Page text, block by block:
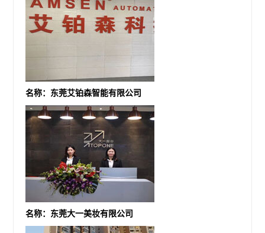
名称：东莞艾铂森智能有限公司
名称：东莞大一美妆有限公司